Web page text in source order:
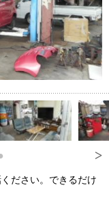
ださい。できるだけ